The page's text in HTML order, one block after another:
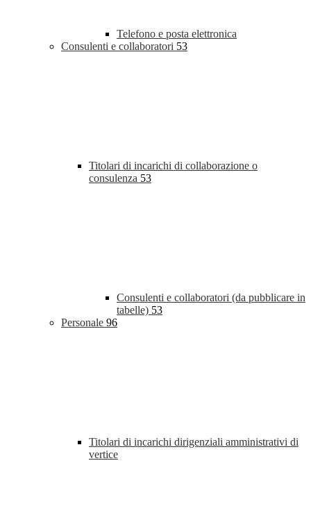
Telefono e posta elettronica
Consulenti e collaboratori 53
Titolari di incarichi di collaborazione o
consulenza 53
Consulenti e collaboratori (da pubblicare in
tabelle) 53
Personale 96
Titolari di incarichi dirigenziali amministrativi di
vertice